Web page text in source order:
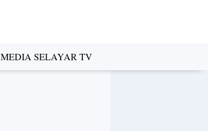
MEDIA SELAYAR TV